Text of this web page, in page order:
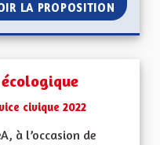
LA PROPOSITION
civique 2022
à l’occasion de